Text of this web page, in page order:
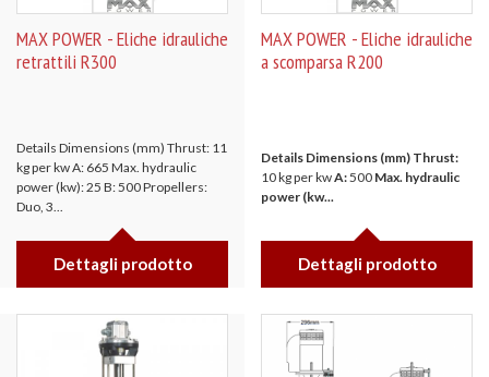
MAX POWER - Eliche idrauliche
retrattili R300
Details Dimensions (mm) Thrust: 11
kg per kw A: 665 Max. hydraulic
power (kw): 25 B: 500 Propellers:
Duo, 3...
Dettagli prodotto
MAX POWER - Eliche idrauliche
a scomparsa R200
Details Dimensions (mm) Thrust:
10 kg per kwA:500 Max. hydraulic
power (kw...
Dettagli prodotto